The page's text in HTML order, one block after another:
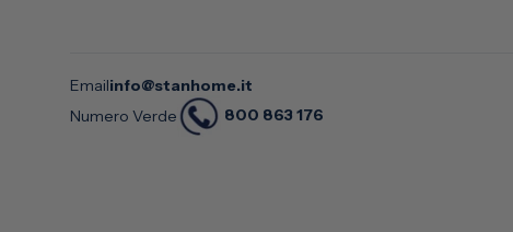
Emailinfo@stanhome.it
Numero Verde
800 863 176